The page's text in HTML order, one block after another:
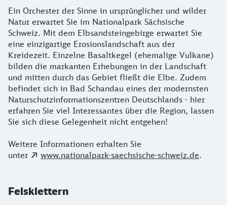
Ein Orchester der Sinne in ursprünglicher und wilder
Natur erwartet Sie im Nationalpark Sächsische
Schweiz. Mit dem Elbsandsteingebirge erwartet Sie
eine einzigartige Erosionslandschaft aus der
Kreidezeit. Einzelne Basaltkegel (ehemalige Vulkane)
bilden die markanten Erhebungen in der Landschaft
und mitten durch das Gebiet fließt die Elbe. Zudem
befindet sich in Bad Schandau eines der modernsten
Naturschutzinformationszentren Deutschlands - hier
erfahren Sie viel Interessantes über die Region, lassen
Sie sich diese Gelegenheit nicht entgehen!
Weitere Informationen erhalten Sie
unter
www.nationalpark-saechsische-schweiz.de.
Felsklettern